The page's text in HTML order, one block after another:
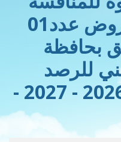
الخاصة بطلب العروض عدد01
بحافظة
للرصد
الجوي للسنوات: 2026 - 2027 -